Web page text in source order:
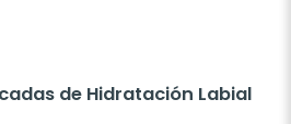
de Hidratación Labial